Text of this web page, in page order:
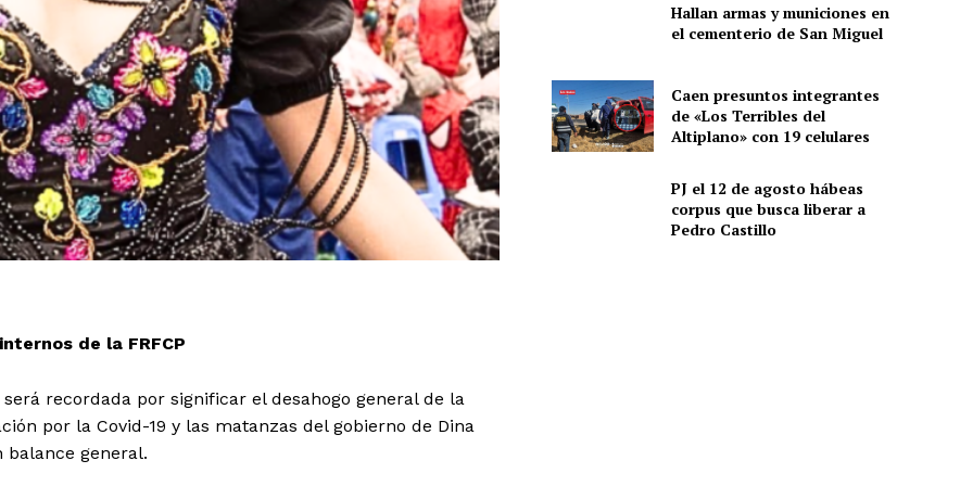
de la FRFCP
recordada por significar el desahogo general de la
por la Covid-19 y las matanzas del gobierno de Dina
general.
Hallan armas y municiones en
el cementerio de San Miguel
Caen presuntos integrantes
de «Los Terribles del
Altiplano» con 19 celulares
PJ el 12 de agosto hábeas
corpus que busca liberar a
Pedro Castillo